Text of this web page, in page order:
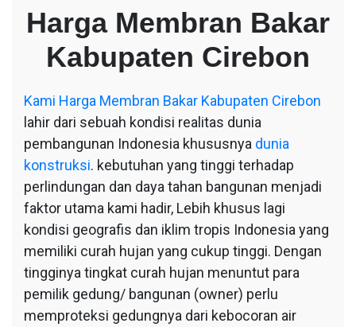
Membran
Bakar
Kabupaten
Cirebon
Harga Membran Bakar
Kabupaten Cirebon
Kami Harga Membran Bakar Kabupaten Cirebon
lahir dari sebuah kondisi realitas dunia
pembangunan Indonesia khususnya dunia
konstruksi. kebutuhan yang tinggi terhadap
perlindungan dan daya tahan bangunan menjadi
faktor utama kami hadir, Lebih khusus lagi
kondisi geografis dan iklim tropis Indonesia yang
memiliki curah hujan yang cukup tinggi. Dengan
tingginya tingkat curah hujan menuntut para
pemilik gedung/ bangunan (owner) perlu
memproteksi gedungnya dari kebocoran air